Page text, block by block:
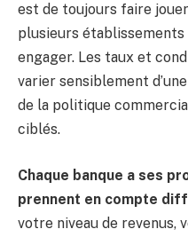
est de toujours faire
plusieurs établissements
engager. Les taux et
varier sensiblement
de la politique
ciblés.
Chaque banque a ses
prennent en compte
votre niveau de revenus,